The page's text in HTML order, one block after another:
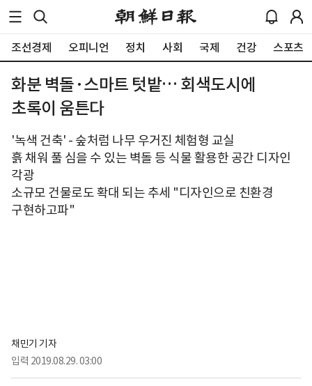
조선경제 오피니언 정치 사회 국제 건강 스포츠
화분 벽돌·스마트 텃밭… 회색도시에
초록이 움튼다
'녹색 건축' - 숲처럼 나무 우거진 체험형 교실
흙 채워 풀 심을 수 있는 벽돌 등 식물 활용한 공간 디자인
각광
소규모 건물로도 확대 되는 추세 "디자인으로 친환경
구현하고파"
채민기 기자
입력 2019.08.29. 03:00